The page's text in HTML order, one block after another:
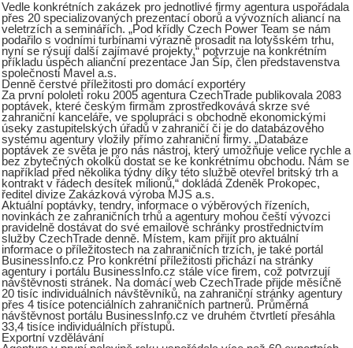
Vedle konkrétních zakázek pro jednotlivé firmy agentura uspořádala
přes 20 specializovaných prezentací oborů a vývozních aliancí na
veletrzích a seminářích. „Pod křídly Czech Power Team se nám
podařilo s vodními turbínami výrazně prosadit na lotyšském trhu,
nyní se rýsují další zajímavé projekty,“ potvrzuje na konkrétním
příkladu úspěch alianční prezentace Jan Šíp, člen představenstva
společnosti Mavel a.s.
Denně čerstvé příležitosti pro domácí exportéry
Za první pololetí roku 2005 agentura CzechTrade publikovala 2083
poptávek, které českým firmám zprostředkovává skrze své
zahraniční kanceláře, ve spolupráci s obchodně ekonomickými
úseky zastupitelských úřadů v zahraničí či je do databázového
systému agentury vložily přímo zahraniční firmy. „Databáze
poptávek ze světa je pro nás nástroj, který umožňuje velice rychle a
bez zbytečných okolků dostat se ke konkrétnímu obchodu. Nám se
například před několika týdny díky této službě otevřel britský trh a
kontrakt v řádech desítek milionů,“ dokládá Zdeněk Prokopec,
ředitel divize Zakázková výroba MJS a.s.
Aktuální poptávky, tendry, informace o výběrových řízeních,
novinkách ze zahraničních trhů a agentury mohou čeští vývozci
pravidelně dostávat do své emailové schránky prostřednictvím
služby CzechTrade denně. Místem, kam přijít pro aktuální
informace o příležitostech na zahraničních trzích, je také portál
BusinessInfo.cz Pro konkrétní příležitosti přichází na stránky
agentury i portálu BusinessInfo.cz stále více firem, což potvrzují
návštěvnosti stránek. Na domácí web CzechTrade přijde měsíčně
20 tisíc individuálních návštěvníků, na zahraniční stránky agentury
přes 4 tisíce potenciálních zahraničních partnerů. Průměrná
návštěvnost portálu BusinessInfo.cz ve druhém čtvrtletí přesáhla
33,4 tisíce individuálních přístupů.
Exportní vzdělávání